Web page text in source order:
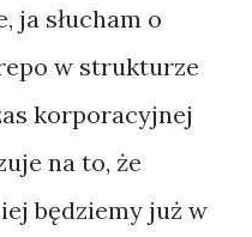
ja słucham o
w strukturze
korporacyjnej
na to, że
będziemy już w